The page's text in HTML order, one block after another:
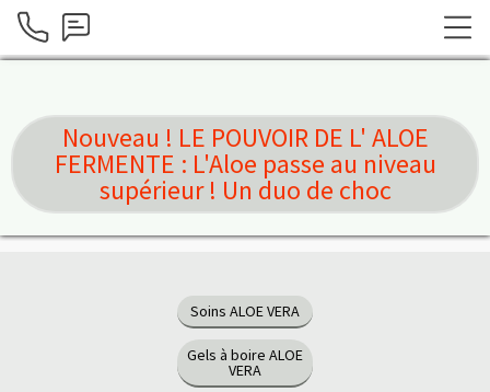
Nouveau ! LE POUVOIR DE L' ALOE
FERMENTE : L'Aloe passe au niveau
supérieur ! Un duo de choc
Soins ALOE VERA
Gels à boire ALOE
VERA